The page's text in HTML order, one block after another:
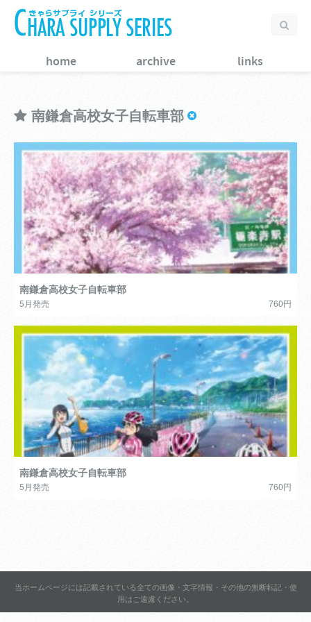
home archive links
南鎌倉高校女子自転車部
南鎌倉高校女子自転車部
5月発売 760円
南鎌倉高校女子自転車部
5月発売 760円
当ホームページには記載されている全ての画像・文字情報・その他の無断転記・使
用はご遠慮ください。